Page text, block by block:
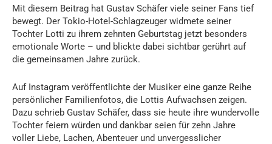
Mit diesem Beitrag hat Gustav Schäfer viele seiner Fans tief
bewegt. Der Tokio-Hotel-Schlagzeuger widmete seiner
Tochter Lotti zu ihrem zehnten Geburtstag jetzt besonders
emotionale Worte – und blickte dabei sichtbar gerührt auf
die gemeinsamen Jahre zurück.
Auf Instagram veröffentlichte der Musiker eine ganze Reihe
persönlicher Familienfotos, die Lottis Aufwachsen zeigen.
Dazu schrieb Gustav Schäfer, dass sie heute ihre wundervolle
Tochter feiern würden und dankbar seien für zehn Jahre
voller Liebe, Lachen, Abenteuer und unvergesslicher